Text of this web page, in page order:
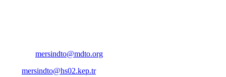
mersindto@mdto.org
mersindto@hs02.kep.tr